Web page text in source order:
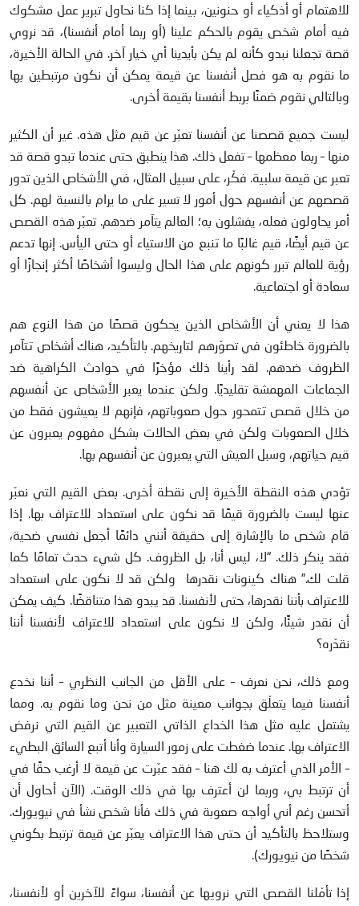
للاهتمام أو أذكياء أو حنونين، بينما إذا كنا نحاول تبرير عمل مشكوك
فيه أمام شخص يقوم بالحكم علينا (أو ربما أمام أنفسنا)، قد نروي
قصة تجعلنا نبدو كأنه لم يكن بأيدينا أي خيار آخر. في الحالة الأخيرة،
ما نقوم به هو فصل أنفسنا عن قيمة يمكن أن نكون مرتبطين بها
وبالتالي نقوم ضمنًا بربط أنفسنا بقيمة أخرى.
ليست جميع قصصنا عن أنفسنا تعبّر عن قيم مثل هذه. غير أن الكثير
منها – ربما معظمها – تفعل ذلك. هذا ينطبق حتى عندما تبدو قصة قد
تعبر عن قيمة سلبية. فكّر، على سبيل المثال، في الأشخاص الذين تدور
قصصهم عن أنفسهم حول أمور لا تسير على ما يرام بالنسبة لهم. كل
أمر يحاولون فعله، يفشلون به؛ العالم يتآمر ضدهم. تعبّر هذه القصص
عن قيم أيضًا، قيم غالبًا ما تنبع من الاستياء أو حتى اليأس. إنها تدعم
رؤية للعالم تبرر كونهم على هذا الحال وليسوا أشخاصًا أكثر إنجازًا أو
سعادة أو اجتماعية.
هذا لا يعني أن الأشخاص الذين يحكون قصصًا من هذا النوع هم
بالضرورة خاطئون في تصوّرهم لتاريخهم. بالتأكيد، هناك أشخاص تتآمر
الظروف ضدهم. لقد رأينا ذلك مؤخرًا في حوادث الكراهية ضد
الجماعات المهمشة تقليديًا. ولكن عندما يعبر الأشخاص عن أنفسهم
من خلال قصص تتمحور حول صعوباتهم، فإنهم لا يعيشون فقط من
خلال الصعوبات ولكن في بعض الحالات بشكل مفهوم يعبرون عن
قيم حياتهم، وسبل العيش التي يعبرون عن أنفسهم بها.
تؤدي هذه النقطة الأخيرة إلى نقطة أخرى. بعض القيم التي نعبّر
عنها ليست بالضرورة قيمًا قد نكون على استعداد للاعتراف بها. إذا
قام شخص ما بالإشارة إلى حقيقة أنني دائمًا أجعل نفسي ضحية،
فقد ينكر ذلك. “لا، ليس أنا، بل الظروف. كل شيء حدث تمامًا كما
قلت لك.” هناك كينونات نقدرها ولكن قد لا نكون على استعداد
للاعتراف بأننا نقدرها، حتى لأنفسنا. قد يبدو هذا متناقضًا. كيف يمكن
أن نقدر شيئًا، ولكن لا نكون على استعداد للاعتراف لأنفسنا أننا
نقدّره؟
ومع ذلك، نحن نعرف – على الأقل من الجانب النظري – أننا نخدع
أنفسنا فيما يتعلّق بجوانب معينة مثل من نحن وما نقوم به. ومما
يشتمل عليه مثل هذا الخداع الذاتي التعبير عن القيم التي نرفض
الاعتراف بها. عندما ضغطت على زمور السيارة وأنا أتبع السائق البطيء
– الأمر الذي أعترف به لك هنا – فقد عبّرت عن قيمة لا أرغب حقًا في
أن ترتبط بي، وربما لن أعترف بها في ذلك الوقت. (الآن أحاول أن
أتحسن رغم أني أواجه صعوبة في ذلك فأنا شخص نشأ في نيويورك.
وستلاحظ بالتأكيد أن حتى هذا الاعتراف يعبّر عن قيمة ترتبط بكوني
شخصًا من نيويورك).
إذا تأمّلنا القصص التي نرويها عن أنفسنا، سواءً للآخرين أو لأنفسنا،